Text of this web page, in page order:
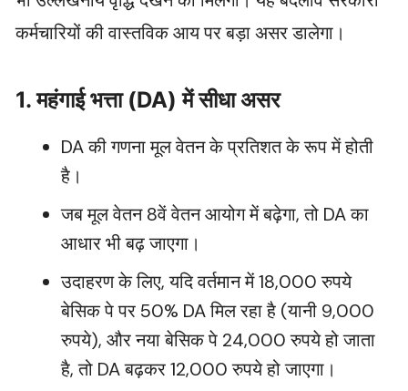
कर्मचारियों की वास्तविक आय पर बड़ा असर डालेगा।
1. महंगाई भत्ता (DA) में सीधा असर
DA की गणना मूल वेतन के प्रतिशत के रूप में होती
है।
जब मूल वेतन 8वें वेतन आयोग में बढ़ेगा, तो DA का
आधार भी बढ़ जाएगा।
उदाहरण के लिए, यदि वर्तमान में 18,000 रुपये
बेसिक पे पर 50% DA मिल रहा है (यानी 9,000
रुपये), और नया बेसिक पे 24,000 रुपये हो जाता
है, तो DA बढ़कर 12,000 रुपये हो जाएगा।